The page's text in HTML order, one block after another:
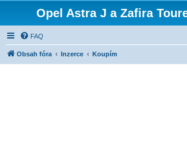
Opel Astra J a Zafira
FAQ
Obsah fóra Inzerce Koupím